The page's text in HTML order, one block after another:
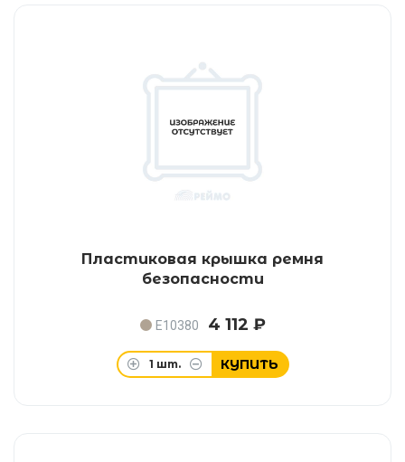
Пластиковая крышка ремня
безопасности
E10380 4 112 ₽
1 шт. КУПИТЬ